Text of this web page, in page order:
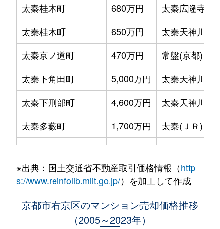
太秦桂木町
680万円 太秦広隆寺
太秦桂木町
650万円 太秦天神川
太秦京ノ道町
470万円 常盤(京都)
太秦下角田町
5,000万円 太秦天神川
太秦下刑部町
4,600万円 太秦天神川
太秦多藪町
1,700万円 太秦(ＪＲ)
太秦多藪町
1,800万円 帷子ノ辻
2,100万円
※出典：国土交通省不動産取引価格情報（http
s://www.reinfolib.mlit.go.jp/）を加工して作成
京都市右京区のマンション売却価格推移
（2005～2023年）